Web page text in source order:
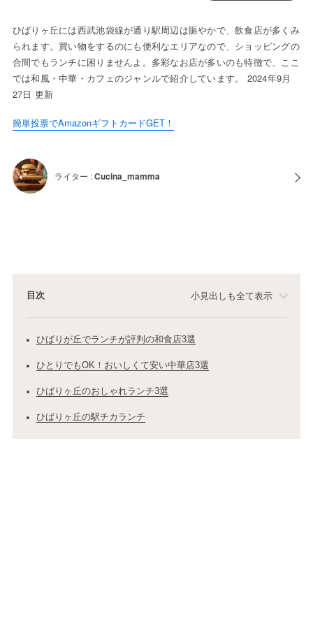
ひばりヶ丘には西武池袋線が通り駅周辺は賑やかで、飲食店が多くみ
られます。買い物をするのにも便利なエリアなので、ショッピングの
合間でもランチに困りませんよ。多彩なお店が多いのも特徴で、ここ
では和風・中華・カフェのジャンルで紹介しています。 2024年9月
27日 更新
簡単投票でAmazonギフトカードGET！
ライター :Cucina_mamma
目次 小見出しも全て表示
ひばりが丘でランチが評判の和食店3選
ひとりでもOK！おいしくて安い中華店3選
ひばりヶ丘のおしゃれランチ3選
ひばりヶ丘の駅チカランチ